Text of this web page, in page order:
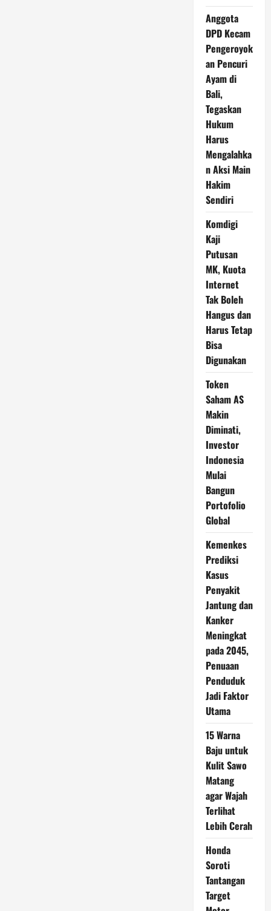
Anggota
DPD Kecam
Pengeroyok
an Pencuri
Ayam di
Bali,
Tegaskan
Hukum
Harus
Mengalahka
n Aksi Main
Hakim
Sendiri
Komdigi
Kaji
Putusan
MK, Kuota
Internet
Tak Boleh
Hangus dan
Harus Tetap
Bisa
Digunakan
Token
Saham AS
Makin
Diminati,
Investor
Indonesia
Mulai
Bangun
Portofolio
Global
Kemenkes
Prediksi
Kasus
Penyakit
Jantung dan
Kanker
Meningkat
pada 2045,
Penuaan
Penduduk
Jadi Faktor
Utama
15 Warna
Baju untuk
Kulit Sawo
Matang
agar Wajah
Terlihat
Lebih Cerah
Honda
Soroti
Tantangan
Target